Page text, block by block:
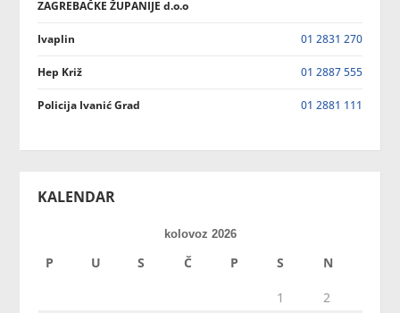
ZAGREBAČKE ŽUPANIJE d.o.o
Ivaplin 01 2831 270
Hep Križ 01 2887 555
Policija Ivanić Grad 01 2881 111
KALENDAR
kolovoz 2026
P U S Č P S N
1
2